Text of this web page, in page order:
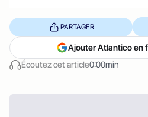
Écoutez cet article0:00min
PARTAGER
Ajouter Atlantico en